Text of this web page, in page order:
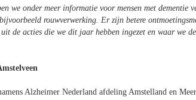
we onder meer informatie voor mensen met dementie
rouwverwerking. Er zijn betere
de acties die we dit jaar hebben ingezet en waar we
Alzheimer Nederland afdeling Amstelland en